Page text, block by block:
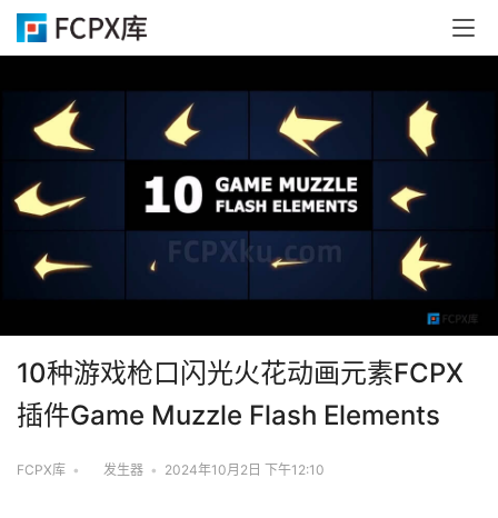
10种游戏枪口闪光火花动画元素FCPX
插件Game Muzzle Flash Elements
FCPX库 • 发生器 • 2024年10月2日 下午12:10